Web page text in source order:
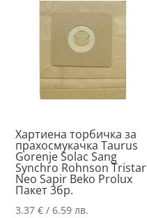
Хартиена торбичка за
прахосмукачка Taurus
Gorenje Solac Sang
Synchro Rohnson Tristar
Neo Sapir Beko Prolux
Пакет 3бр.
3.37€ / 6.59 лв.